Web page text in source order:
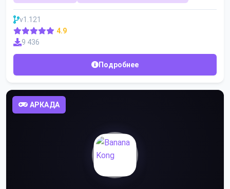
v1.121
4.9
9 436
Подробнее
АРКАДА